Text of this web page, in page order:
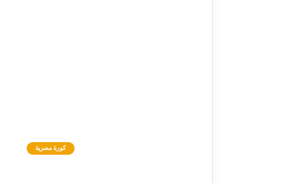
كورة مصرية